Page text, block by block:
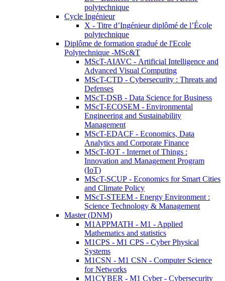
polytechnique
Cycle Ingénieur
X - Titre d’Ingénieur diplômé de l’École
polytechnique
Diplôme de formation gradué de l'Ecole
Polytechnique -MSc&T
MScT-AIAVC - Artificial Intelligence and
Advanced Visual Computing
MScT-CTD - Cybersecurity : Threats and
Defenses
MScT-DSB - Data Science for Business
MScT-ECOSEM - Environmental
Engineering and Sustainability
Management
MScT-EDACF - Economics, Data
Analytics and Corporate Finance
MScT-IOT - Internet of Things :
Innovation and Management Program
(IoT)
MScT-SCUP - Economics for Smart Cities
and Climate Policy
MScT-STEEM - Energy Environment :
Science Technology & Management
Master (DNM)
M1APPMATH - M1 - Applied
Mathematics and statistics
M1CPS - M1 CPS - Cyber Physical
Systems
M1CSN - M1 CSN - Computer Science
for Networks
M1CYBER - M1 Cyber - Cybersecurity